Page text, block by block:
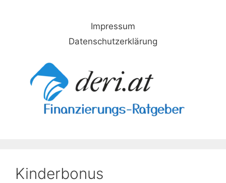
Impressum
Datenschutzerklärung
Kinderbonus